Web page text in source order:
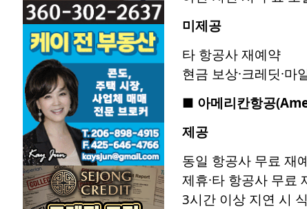
미제공
타 항공사 재예약
현금 보상·크레딧·마
■ 아메리칸항공
제공
동일 항공사 무료 재
제휴·타 항공사 무료
3시간 이상 지연 시